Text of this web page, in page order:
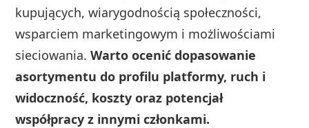
kupujących, wiarygodnością społeczności,
wsparciem marketingowym i możliwościami
sieciowania.Warto ocenić dopasowanie
asortymentu do profilu platformy, ruch i
widoczność, koszty oraz potencjał
współpracy z innymi członkami.